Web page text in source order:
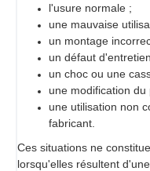
l'usure normale ;
une mauvaise
un montage
un défaut
un choc ou une
une modification du
une utilisation non
fabricant.
Ces situations ne
lorsqu'elles résultent